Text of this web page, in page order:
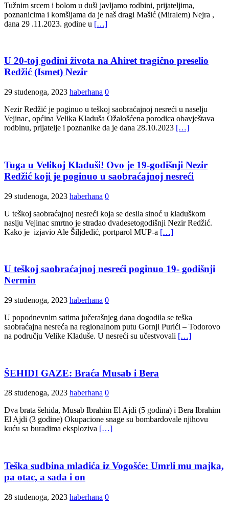
Tužnim srcem i bolom u duši javljamo rodbini, prijateljima,
poznanicima i komšijama da je naš dragi Mašić (Miralem) Nejra ,
dana 29 .11.2023. godine u […]
U 20-toj godini života na Ahiret tragično preselio
Redžić (Ismet) Nezir
29 studenoga, 2023 haberhana 0
Nezir Redžić je poginuo u teškoj saobraćajnoj nesreći u naselju
Vejinac, općina Velika Kladuša Ožalošćena porodica obavještava
rodbinu, prijatelje i poznanike da je dana 28.10.2023 […]
Tuga u Velikoj Kladuši! Ovo je 19-godišnji Nezir
Redžić koji je poginuo u saobraćajnoj nesreći
29 studenoga, 2023 haberhana 0
U teškoj saobraćajnoj nesreći koja se desila sinoć u kladuškom
naslju Vejinac smrtno je stradao dvadesetogodišnji Nezir Redžić.
Kako je izjavio Ale Šiljdedić, portparol MUP-a […]
U teškoj saobraćajnoj nesreći poginuo 19- godišnji
Nermin
29 studenoga, 2023 haberhana 0
U popodnevnim satima jučerašnjeg dana dogodila se teška
saobraćajna nesreća na regionalnom putu Gornji Purići – Todorovo
na području Velike Kladuše. U nesreći su učestvovali […]
ŠEHIDI GAZE: Braća Musab i Bera
28 studenoga, 2023 haberhana 0
Dva brata šehida, Musab Ibrahim El Ajdi (5 godina) i Bera Ibrahim
El Ajdi (3 godine) Okupacione snage su bombardovale njihovu
kuću sa buradima eksploziva […]
Teška sudbina mladića iz Vogošće: Umrli mu majka,
pa otac, a sada i on
28 studenoga, 2023 haberhana 0